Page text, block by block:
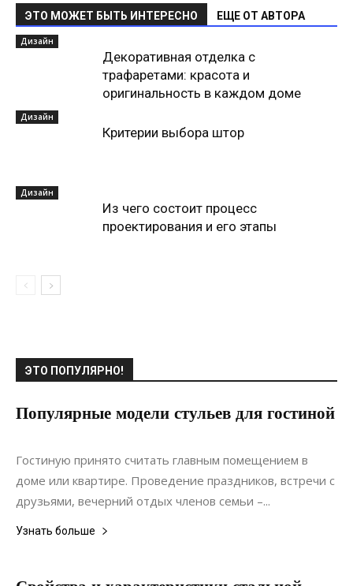
ЭТО МОЖЕТ БЫТЬ ИНТЕРЕСНО ЕЩЕ ОТ АВТОРА
Дизайн
Декоративная отделка с
трафаретами: красота и
оригинальность в каждом доме
Дизайн
Критерии выбора штор
Дизайн
Из чего состоит процесс
проектирования и его этапы
ЭТО ПОПУЛЯРНО!
Популярные модели стульев для гостиной
16.03.2021 0
Гостиную принято считать главным помещением в
доме или квартире. Проведение праздников, встречи с
друзьями, вечерний отдых членов семьи –...
Узнать больше